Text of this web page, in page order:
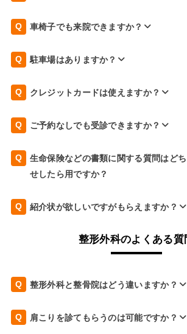
車椅子でも来院できますか？
駐車場はありますか？
クレジットカードは使えますか？
ご予約なしでも受診できますか？
生命保険などの書類に関する質問はど
せしたら用ですか？
紹介状が欲しいですがもらえますか？
整形外科のよくある質
整形外科と整骨院はどう違いますか？
肩こりを診てもらうのは可能ですか？